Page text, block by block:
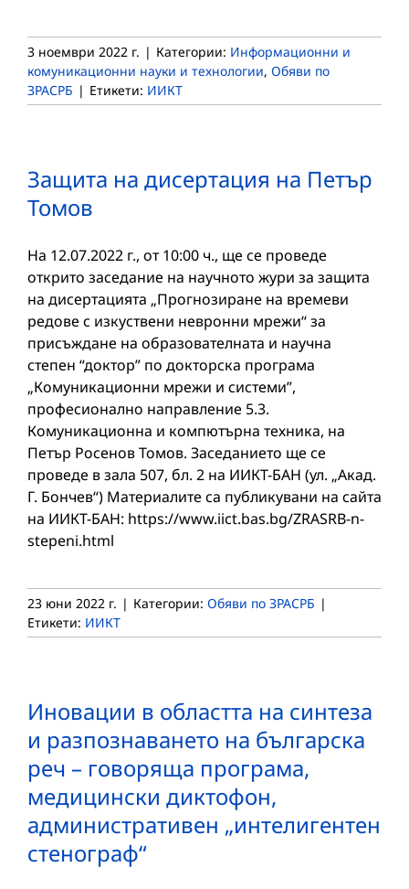
3 ноември 2022 г. | Категории: Информационни и
комуникационни науки и технологии, Обяви по
ЗРАСРБ | Етикети: ИИКТ
Защита на дисертация на Петър
Томов
На 12.07.2022 г., от 10:00 ч., ще се проведе
открито заседание на научното жури за защита
на дисертацията „Прогнозиране на времеви
редове с изкуствени невронни мрежи“ за
присъждане на образователната и научна
степен “доктор” по докторска програма
„Комуникационни мрежи и системи”,
професионално направление 5.3.
Комуникационна и компютърна техника, на
Петър Росенов Томов. Заседанието ще се
проведе в зала 507, бл. 2 на ИИКТ-БАН (ул. „Акад.
Г. Бончев“) Материалите са публикувани на сайта
на ИИКТ-БАН: https://www.iict.bas.bg/ZRASRB-n-
stepeni.html
23 юни 2022 г. | Категории: Обяви по ЗРАСРБ |
Етикети: ИИКТ
Иновации в областта на синтеза
и разпознаването на българска
реч – говоряща програма,
медицински диктофон,
административен „интелигентен
стенограф“